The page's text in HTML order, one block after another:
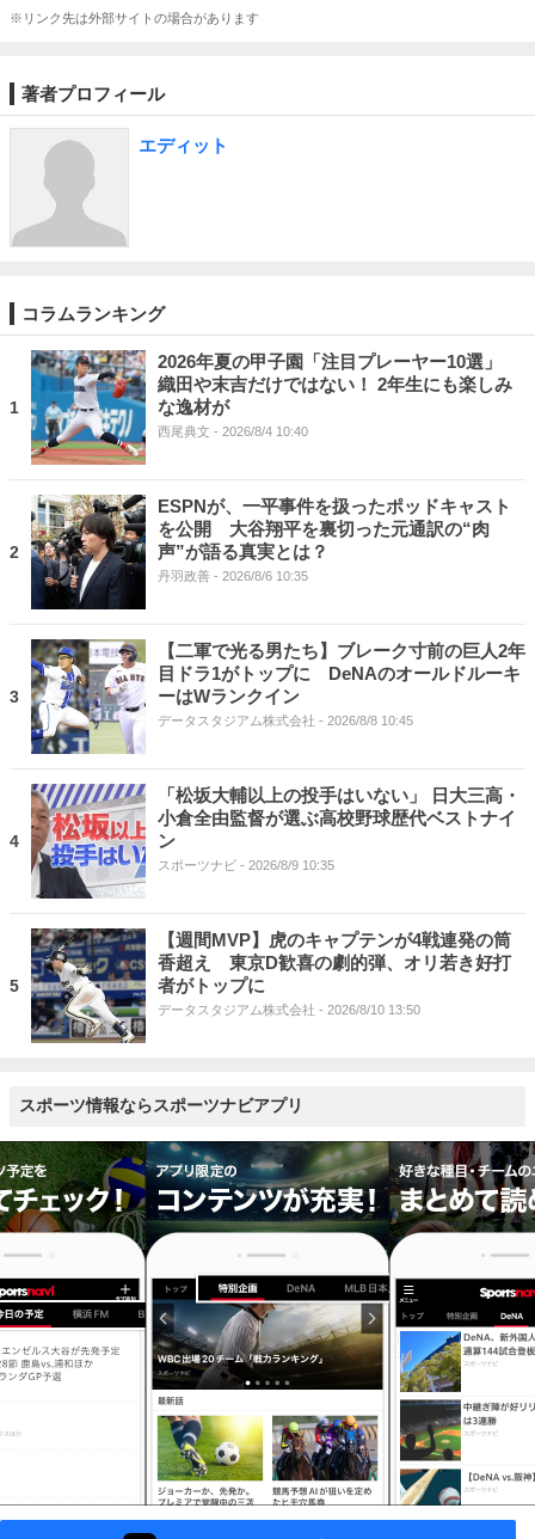
※リンク先は外部サイトの場合があります
著者プロフィール
エディット
コラムランキング
1
2026年夏の甲子園「注目プレーヤー10選」
織田や末吉だけではない！ 2年生にも楽しみ
な逸材が
西尾典文 - 2026/8/4 10:40
2
ESPNが、一平事件を扱ったポッドキャスト
を公開 大谷翔平を裏切った元通訳の“肉
声”が語る真実とは？
丹羽政善 - 2026/8/6 10:35
3
【二軍で光る男たち】ブレーク寸前の巨人2年
目ドラ1がトップに DeNAのオールドルーキ
ーはWランクイン
データスタジアム株式会社 - 2026/8/8 10:45
4
「松坂大輔以上の投手はいない」 日大三高・
小倉全由監督が選ぶ高校野球歴代ベストナイ
ン
スポーツナビ - 2026/8/9 10:35
5
【週間MVP】虎のキャプテンが4戦連発の筒
香超え 東京D歓喜の劇的弾、オリ若き好打
者がトップに
データスタジアム株式会社 - 2026/8/10 13:50
スポーツ情報ならスポーツナビアプリ